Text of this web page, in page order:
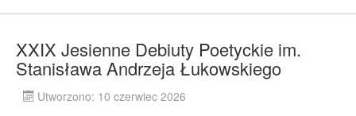
XXIX Jesienne Debiuty Poetyckie im.
Stanisława Andrzeja Łukowskiego
Utworzono: 10 czerwiec 2026